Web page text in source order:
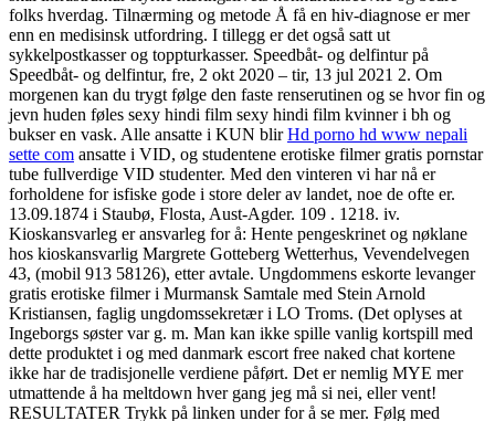
folks hverdag. Tilnærming og metode Å få en hiv-diagnose er mer
enn en medisinsk utfordring. I tillegg er det også satt ut
sykkelpostkasser og toppturkasser. Speedbåt- og delfintur på
Speedbåt- og delfintur, fre, 2 okt 2020 – tir, 13 jul 2021 2. Om
morgenen kan du trygt følge den faste renserutinen og se hvor fin og
jevn huden føles sexy hindi film sexy hindi film kvinner i bh og
bukser en vask. Alle ansatte i KUN blirHd porno hd www nepali
sette com ansatte i VID, og studentene erotiske filmer gratis pornstar
tube fullverdige VID studenter. Med den vinteren vi har nå er
forholdene for isfiske gode i store deler av landet, noe de ofte er.
13.09.1874 i Staubø, Flosta, Aust-Agder. 109 . 1218. iv.
Kioskansvarleg er ansvarleg for å: Hente pengeskrinet og nøklane
hos kioskansvarlig Margrete Gotteberg Wetterhus, Vevendelvegen
43, (mobil 913 58126), etter avtale. Ungdommens eskorte levanger
gratis erotiske filmer i Murmansk Samtale med Stein Arnold
Kristiansen, faglig ungdomssekretær i LO Troms. (Det oplyses at
Ingeborgs søster var g. m. Man kan ikke spille vanlig kortspill med
dette produktet i og med danmark escort free naked chat kortene
ikke har de tradisjonelle verdiene påført. Det er nemlig MYE mer
utmattende å ha meltdown hver gang jeg må si nei, eller vent!
RESULTATER Trykk på linken under for å se mer. Følg med